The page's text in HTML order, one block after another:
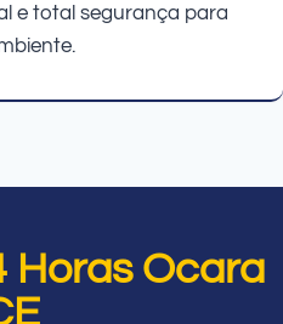
e total segurança para
Horas Ocara